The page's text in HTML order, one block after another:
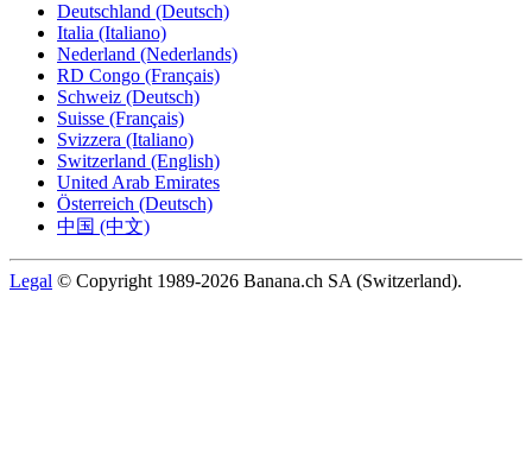
Deutschland (Deutsch)
Italia (Italiano)
Nederland (Nederlands)
RD Congo (Français)
Schweiz (Deutsch)
Suisse (Français)
Svizzera (Italiano)
Switzerland (English)
United Arab Emirates
Österreich (Deutsch)
中国 (中文)
Legal © Copyright 1989-2026 Banana.ch SA (Switzerland).